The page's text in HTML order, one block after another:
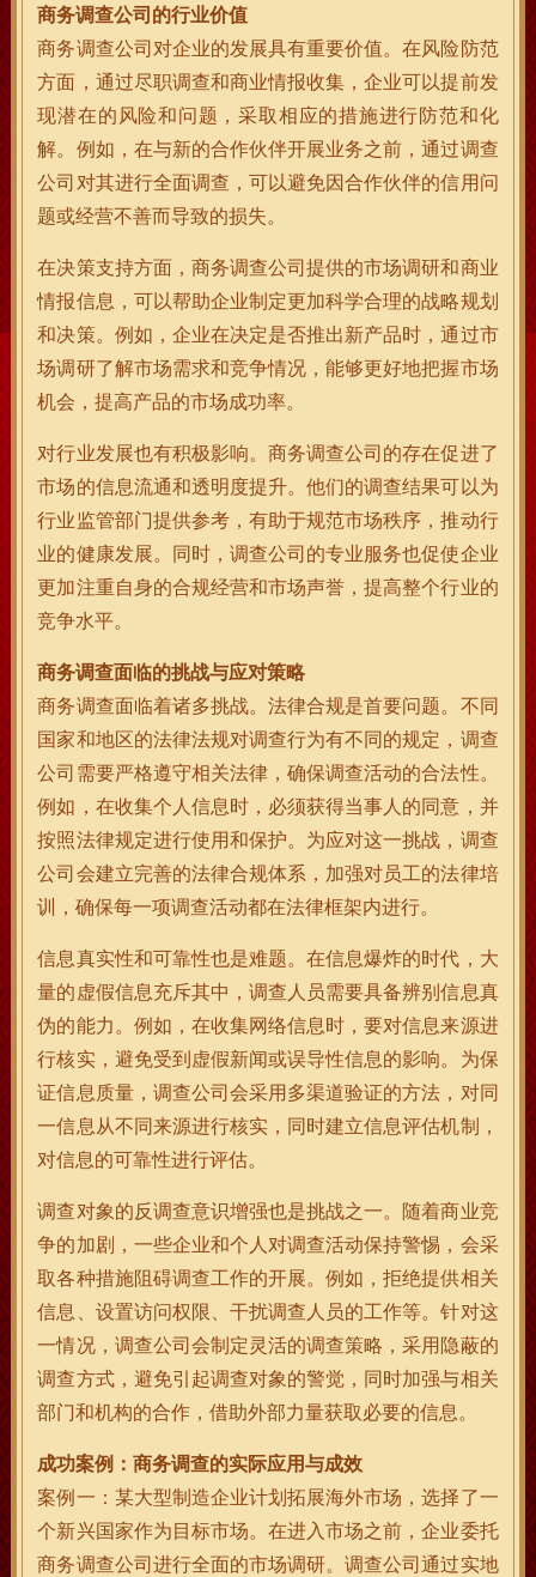
商务调查公司的行业价值
商务调查公司对企业的发展具有重要价值。在风险防范
方面，通过尽职调查和商业情报收集，企业可以提前发
现潜在的风险和问题，采取相应的措施进行防范和化
解。例如，在与新的合作伙伴开展业务之前，通过调查
公司对其进行全面调查，可以避免因合作伙伴的信用问
题或经营不善而导致的损失。
在决策支持方面，商务调查公司提供的市场调研和商业
情报信息，可以帮助企业制定更加科学合理的战略规划
和决策。例如，企业在决定是否推出新产品时，通过市
场调研了解市场需求和竞争情况，能够更好地把握市场
机会，提高产品的市场成功率。
对行业发展也有积极影响。商务调查公司的存在促进了
市场的信息流通和透明度提升。他们的调查结果可以为
行业监管部门提供参考，有助于规范市场秩序，推动行
业的健康发展。同时，调查公司的专业服务也促使企业
更加注重自身的合规经营和市场声誉，提高整个行业的
竞争水平。
商务调查面临的挑战与应对策略
商务调查面临着诸多挑战。法律合规是首要问题。不同
国家和地区的法律法规对调查行为有不同的规定，调查
公司需要严格遵守相关法律，确保调查活动的合法性。
例如，在收集个人信息时，必须获得当事人的同意，并
按照法律规定进行使用和保护。为应对这一挑战，调查
公司会建立完善的法律合规体系，加强对员工的法律培
训，确保每一项调查活动都在法律框架内进行。
信息真实性和可靠性也是难题。在信息爆炸的时代，大
量的虚假信息充斥其中，调查人员需要具备辨别信息真
伪的能力。例如，在收集网络信息时，要对信息来源进
行核实，避免受到虚假新闻或误导性信息的影响。为保
证信息质量，调查公司会采用多渠道验证的方法，对同
一信息从不同来源进行核实，同时建立信息评估机制，
对信息的可靠性进行评估。
调查对象的反调查意识增强也是挑战之一。随着商业竞
争的加剧，一些企业和个人对调查活动保持警惕，会采
取各种措施阻碍调查工作的开展。例如，拒绝提供相关
信息、设置访问权限、干扰调查人员的工作等。针对这
一情况，调查公司会制定灵活的调查策略，采用隐蔽的
调查方式，避免引起调查对象的警觉，同时加强与相关
部门和机构的合作，借助外部力量获取必要的信息。
成功案例：商务调查的实际应用与成效
案例一：某大型制造企业计划拓展海外市场，选择了一
个新兴国家作为目标市场。在进入市场之前，企业委托
商务调查公司进行全面的市场调研。调查公司通过实地